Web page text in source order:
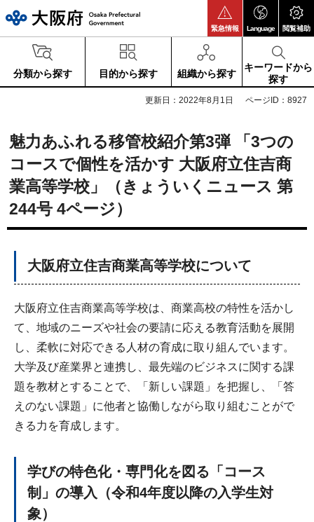
緊急情報 Language 閲覧補助
分類から探す 目的から探す 組織から探す
キーワードから
探す
更新日：2022年8月1日 ページID：8927
魅力あふれる移管校紹介第3弾 「3つの
コースで個性を活かす 大阪府立住吉商
業高等学校」（きょういくニュース 第
244号 4ページ）
大阪府立住吉商業高等学校について
大阪府立住吉商業高等学校は、商業高校の特性を活かし
て、地域のニーズや社会の要請に応える教育活動を展開
し、柔軟に対応できる人材の育成に取り組んでいます。
大学及び産業界と連携し、最先端のビジネスに関する課
題を教材とすることで、「新しい課題」を把握し、「答
えのない課題」に他者と協働しながら取り組むことがで
きる力を育成します。
学びの特色化・専門化を図る「コース
制」の導入（令和4年度以降の入学生対
象）